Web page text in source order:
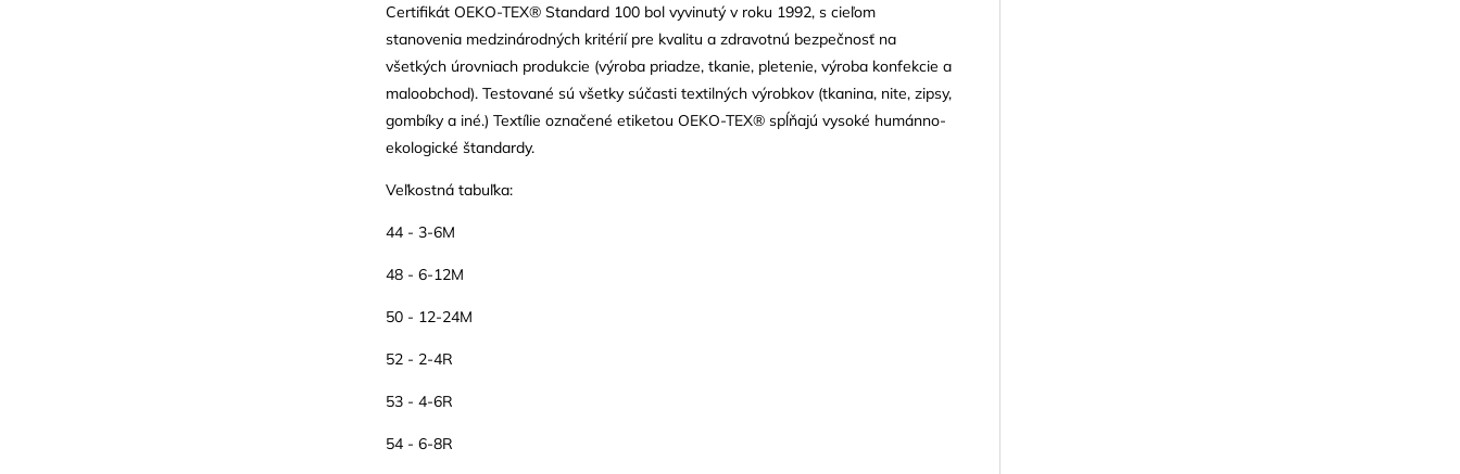
Certifikát OEKO-TEX® Standard 100 bol vyvinutý v roku 1992, s cieľom
stanovenia medzinárodných kritérií pre kvalitu a zdravotnú bezpečnosť na
všetkých úrovniach produkcie (výroba priadze, tkanie, pletenie, výroba konfekcie a
maloobchod). Testované sú všetky súčasti textilných výrobkov (tkanina, nite, zipsy,
gombíky a iné.) Textílie označené etiketou OEKO-TEX® spĺňajú vysoké humánno-
ekologické štandardy.
Veľkostná tabuľka:
44 - 3-6M
48 - 6-12M
50 - 12-24M
52 - 2-4R
53 - 4-6R
54 - 6-8R